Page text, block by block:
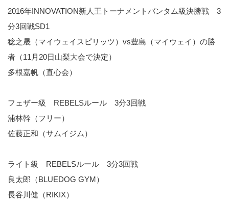
2016年INNOVATION新人王トーナメントバンタム級決勝戦 3
分3回戦SD1
稔之晟（マイウェイスピリッツ）vs豊島（マイウェイ）の勝
者（11月20日山梨大会で決定）
多根嘉帆（直心会）
フェザー級 REBELSルール 3分3回戦
浦林幹（フリー）
佐藤正和（サムイジム）
ライト級 REBELSルール 3分3回戦
良太郎（BLUEDOG GYM）
長谷川健（RIKIX）